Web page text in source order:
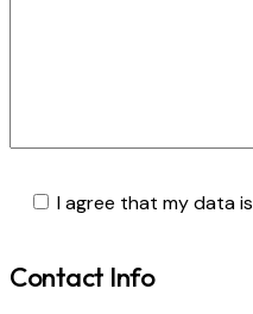
I agree that my data is
Contact Info